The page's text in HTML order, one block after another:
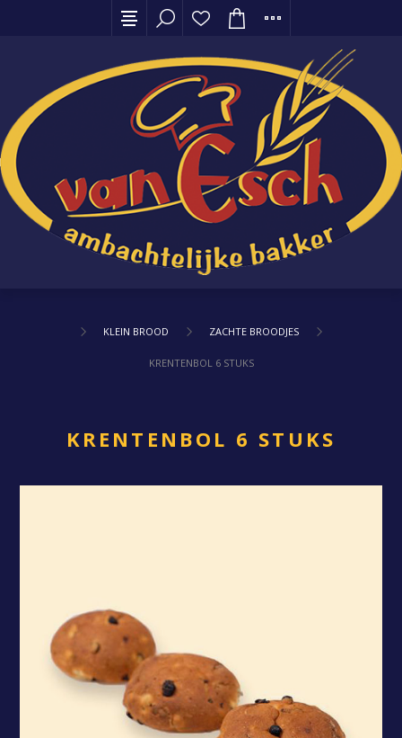
KLEIN BROOD ZACHTE BROODJES
KRENTENBOL 6 STUKS
KRENTENBOL 6 STUKS